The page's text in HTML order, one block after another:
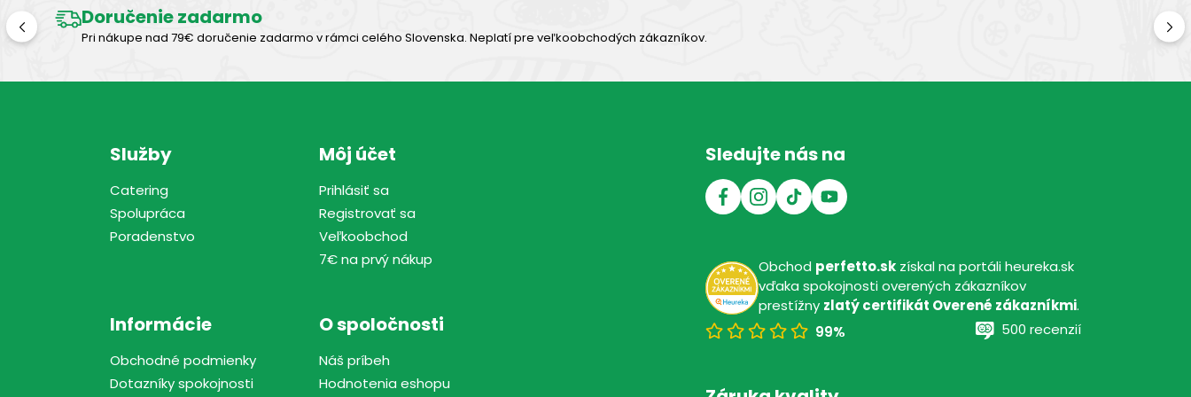
Doručenie zadarmo
Pri nákupe nad 79€ doručenie zadarmo v rámci celého Slovenska. Neplatí pre veľkoobchodých zákazníkov.
Služby
Catering
Spolupráca
Poradenstvo
Môj účet
Prihlásiť sa
Registrovať sa
Veľkoobchod
7€ na prvý nákup
Informácie
Obchodné podmienky
Dotazníky spokojnosti
O spoločnosti
Náš príbeh
Hodnotenia eshopu
Sledujte nás na
Obchod perfetto.skzískal na portáli heureka.sk
vďaka spokojnosti overených zákazníkov
prestížny zlatý certifikát Overené zákazníkmi.
99%
500 recenzií